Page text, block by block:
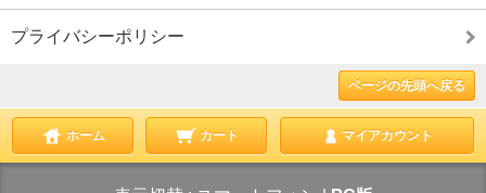
プライバシーポリシー
ページの先頭へ戻る
ホーム カート マイアカウント